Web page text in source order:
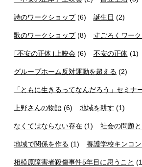
詩のワークショップ(6) 誕生日 (2)
歌のワークショップ(8) すごろくワー
｢不安の正体｣上映会 (6) 不安の正体 (1)
グループホーム反対運動を超える (2)
「ともに生きるってなんだろう」セミナ
上野さんの物語 (6) 地域を耕す (1)
なくてはならない存在 (1) 社会の問題
地域で関係を作る (1) 養護学校キンコ
相模原障害者殺傷事件5年目に思うこと